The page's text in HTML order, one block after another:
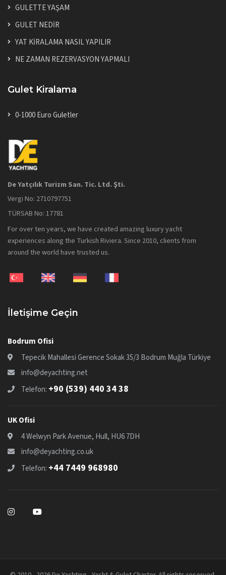
GULETTE YAŞAM
GULET NEDİR
YAT KİRALAMA NASIL YAPILIR
NE ZAMAN REZERVASYON YAPMALI
Gulet Kiralama
0-1000 Euro Guletler
De Yatçılık Turizm San. Tic. Ltd. Şti.
Vergi No: 2710797751
TÜRSAB No: 17781
For over ten years, we have created amazing luxury yacht
experiences along the Turkish Riviera. Since 2010, clients from
around the world have trusted us.
İletişime Geçin
Bodrum Ofisi
Tepecik Mahallesi Gerence Sokak 35/3 Bodrum Muğla Türkiye
info@deyachting.net
Telefon: +90 (539) 440 34 38
UK Ofisi
4 Welwyn Park Avenue, Hull, HU6 7DH
info@deyachting.co.uk
Telefon: +44 7449 968980